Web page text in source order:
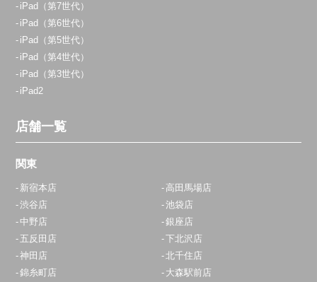
iPad（第7世代）
iPad（第6世代）
iPad（第5世代）
iPad（第4世代）
iPad（第3世代）
iPad2
店舗一覧
関東
新宿本店
高田馬場店
渋谷店
池袋店
中野店
銀座店
五反田店
下北沢店
神田店
北千住店
錦糸町店
大森駅前店